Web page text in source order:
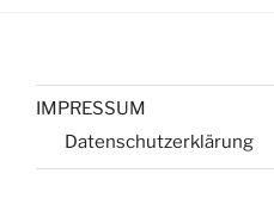
IMPRESSUM
Datenschutzerklärung